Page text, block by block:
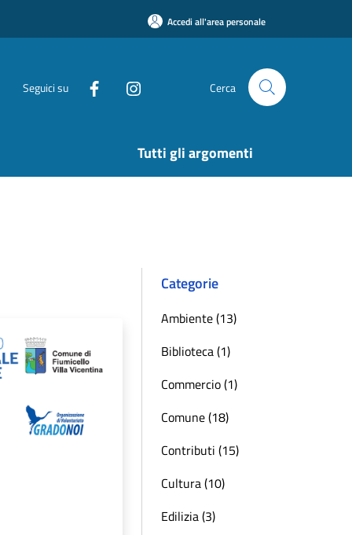
Accedi all'area personale
Seguici su Cerca
Tutti gli argomenti
Categorie
Ambiente (13)
Biblioteca (1)
Commercio (1)
Comune (18)
Contributi (15)
Cultura (10)
Edilizia (3)